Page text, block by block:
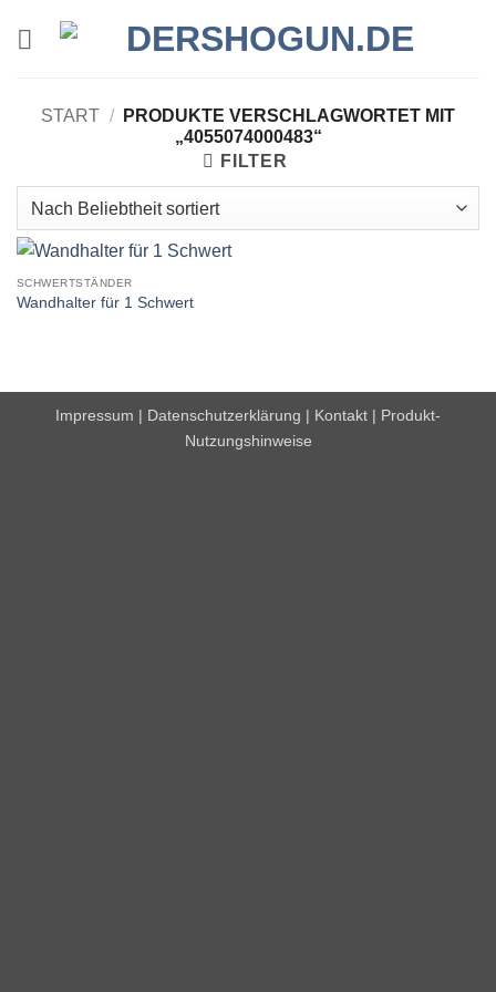
START /
PRODUKTE VERSCHLAGWORTET MIT
„4055074000483“
FILTER
SCHWERTSTÄNDER
Wandhalter für 1 Schwert
Impressum | Datenschutzerklärung | Kontakt | Produkt-
Nutzungshinweise